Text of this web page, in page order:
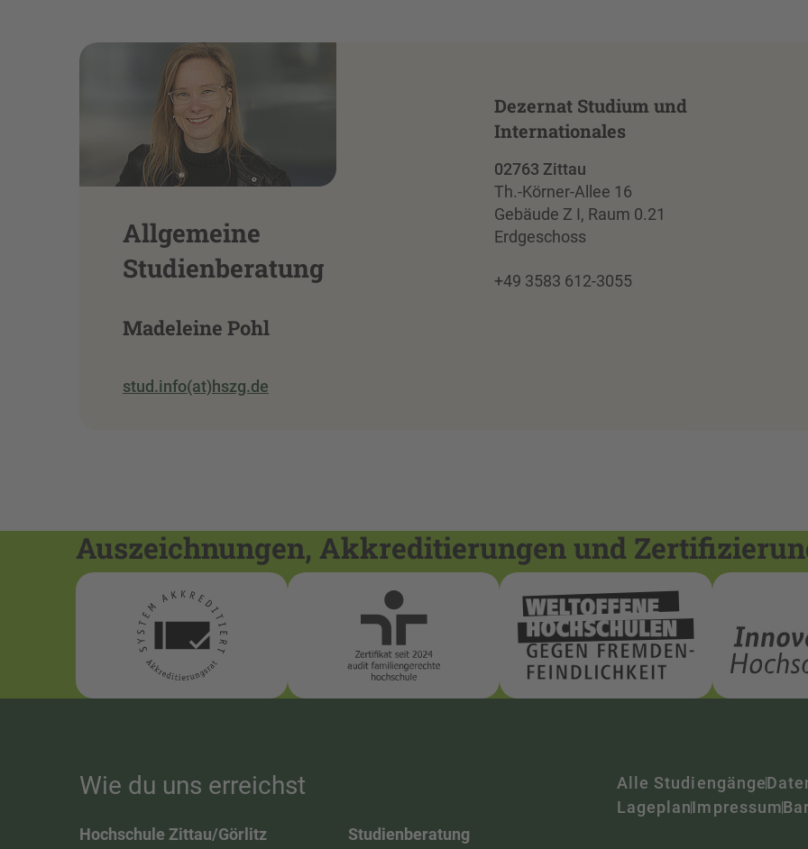
Allgemeine
Studienberatung
Madeleine Pohl
stud.info(at)hszg.de
Dezernat Studium und
Internationales
02763 Zittau
Th.-Körner-Allee 16
Gebäude Z I, Raum 0.21
Erdgeschoss
+49 3583 612-3055
Auszeichnungen, Akkreditierungen und
Wie du uns erreichst
Hochschule Zittau/Görlitz Studienberatung
Alle Studiengänge
LageplanImpressum